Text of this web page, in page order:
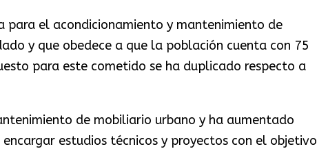
para el acondicionamiento y mantenimiento de
y que obedece a que la población cuenta con 75
para este cometido se ha duplicado respecto a
de mobiliario urbano y ha aumentado
estudios técnicos y proyectos con el objetivo